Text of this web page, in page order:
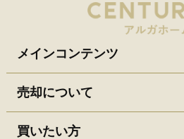
メインコンテンツ
売却について
買いたい方